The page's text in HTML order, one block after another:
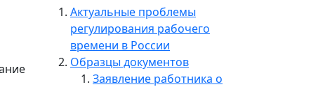
Актуальные проблемы
регулирования рабочего
времени в России
Образцы документов
Заявление работника о